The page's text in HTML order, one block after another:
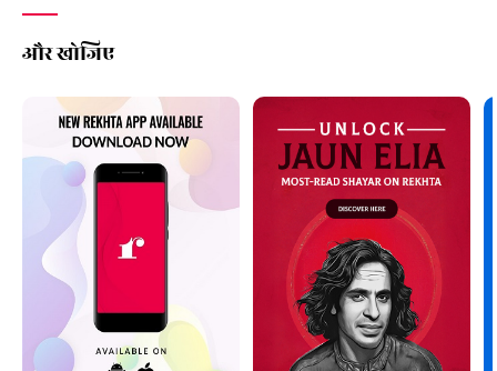
और खोजिए